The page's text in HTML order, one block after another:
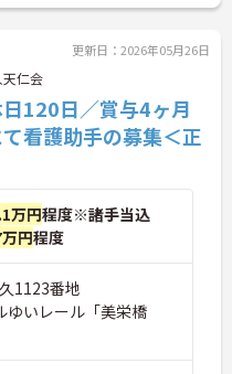
更新日：2026年05月26日
仁会
日120日／賞与4ヶ月
看護助手の募集＜正
万円程度※諸手当込
円程度
1123番地
ゆいレール「美栄橋